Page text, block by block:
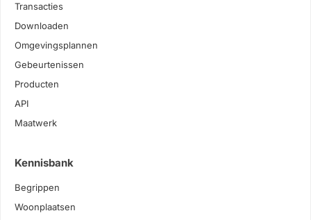
Transacties
Downloaden
Omgevingsplannen
Gebeurtenissen
Producten
API
Maatwerk
Kennisbank
Begrippen
Woonplaatsen